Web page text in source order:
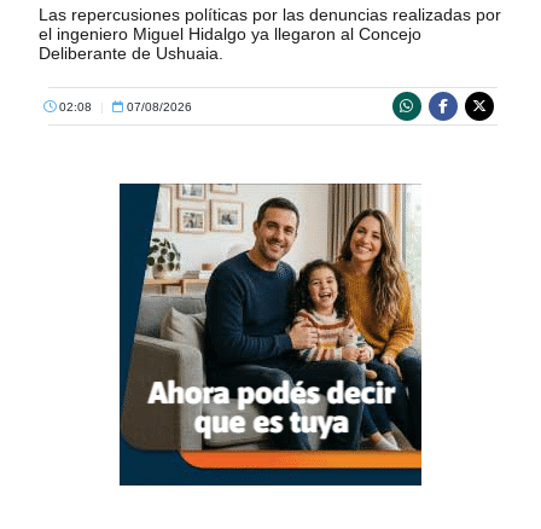
Las repercusiones políticas por las denuncias realizadas por
el ingeniero Miguel Hidalgo ya llegaron al Concejo
Deliberante de Ushuaia.
02:08 | 07/08/2026